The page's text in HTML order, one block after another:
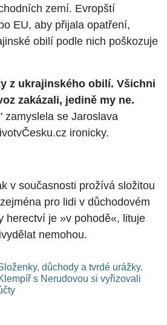
zemí. Evropští
EU, aby přijala opatření,
obilí podle nich poškozuje
z ukrajinského obilí. Všichni
zakázali, jedině my ne.
zamyslela se Jaroslava
ironicky.
v současnosti prožívá složitou
pro lidi v důchodovém
herectví je »v pohodě«, lituje
nemohou.
důchody a tvrdé urážky.
s Nerudovou si vyřizovali